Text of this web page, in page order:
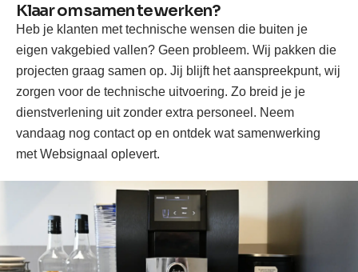
Klaar om samen te werken?
Heb je klanten met technische wensen die buiten je
eigen vakgebied vallen? Geen probleem. Wij pakken die
projecten graag samen op. Jij blijft het aanspreekpunt, wij
zorgen voor de technische uitvoering. Zo breid je je
dienstverlening uit zonder extra personeel. Neem
vandaag nog contact op en ontdek wat samenwerking
met Websignaal oplevert.